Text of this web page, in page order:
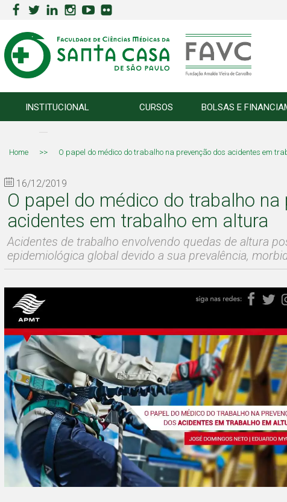
INSTITUCIONAL CURSOS BOLSAS E
Home >> O papel do médico do trabalho na prevenção dos acidentes em
16/12/2019
O papel do médico do trabalho na
acidentes em trabalho em altura
Acidentes de trabalho envolvendo quedas de altura
epidemiológica global devido a sua prevalência,